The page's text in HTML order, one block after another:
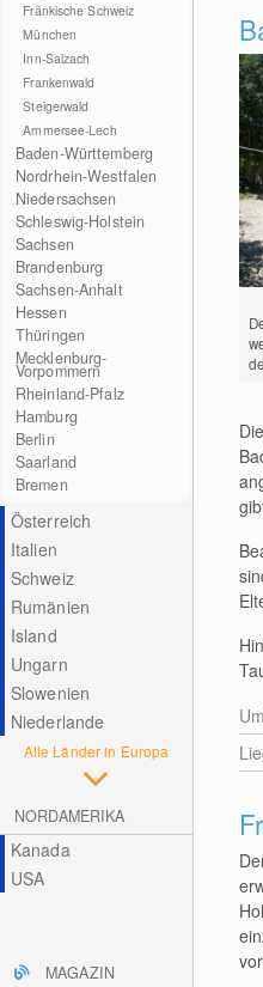
Fränkische Schweiz
München
Inn-Salzach
Frankenwald
Steigerwald
Ammersee-Lech
Baden-Württemberg
Nordrhein-Westfalen
Niedersachsen
Schleswig-Holstein
Sachsen
Brandenburg
Sachsen-Anhalt
Hessen
Thüringen
Mecklenburg-
Vorpommern
Rheinland-Pfalz
Hamburg
Berlin
Saarland
Bremen
Österreich
Italien
Schweiz
Rumänien
Island
Ungarn
Slowenien
Niederlande
Alle Länder in Europa
NORDAMERIKA
Kanada
USA
MAGAZIN